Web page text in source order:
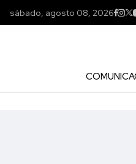
sábado, agosto 08, 2026